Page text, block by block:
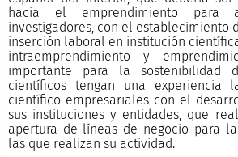
hacia el emprendimiento para
investigadores, con el establecimiento
inserción laboral en institución
intraemprendimiento y
importante para la sostenibilidad
científicos tengan una experiencia
científico-empresariales con el
sus instituciones y entidades, que
apertura de líneas de negocio para
las que realizan su actividad.